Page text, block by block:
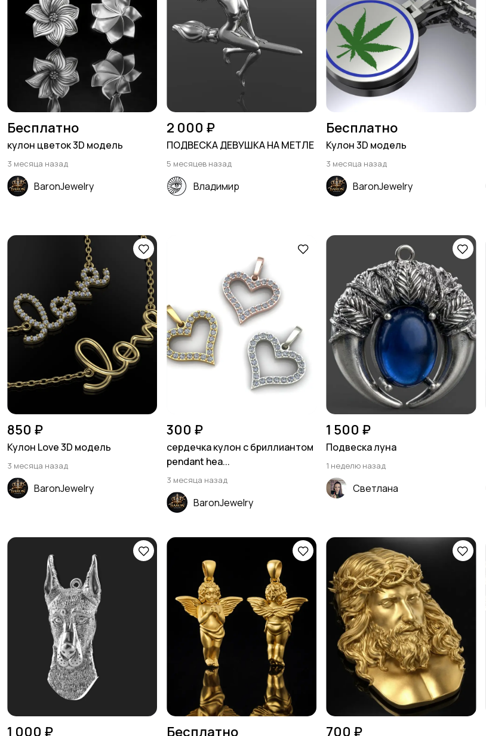
Бесплатно
кулон цветок 3D модель
3 месяца назад
BaronJewelry
2 000 ₽
ПОДВЕСКА ДЕВУШКА НА МЕТЛЕ
5 месяцев назад
Владимир
Бесплатно
Кулон 3D модель
3 месяца назад
BaronJewelry
850 ₽
Кулон Love 3D модель
3 месяца назад
BaronJewelry
300 ₽
сердечка кулон с бриллиантом
pendant hea...
3 месяца назад
BaronJewelry
1 500 ₽
Подвеска луна
1 неделю назад
Светлана
1 000 ₽ Бесплатно 700 ₽